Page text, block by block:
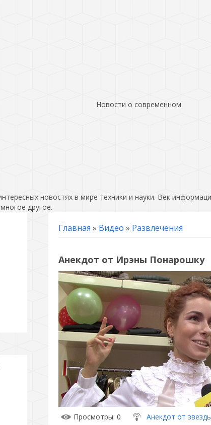
Новости о современном
новостях в мире техники и науки. Век
другое.
Главная » Видео » Развлечения
Анекдот от Ирэны Понарошку
Просмотры: 0 Анекдот от звезды